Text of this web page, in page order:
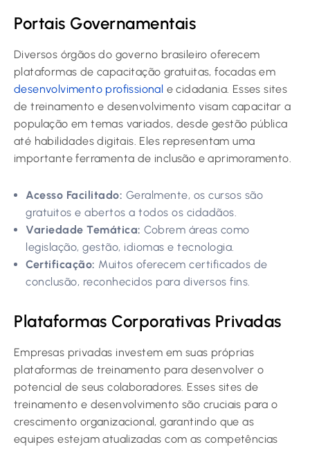
Portais Governamentais
Diversos órgãos do governo brasileiro oferecem
plataformas de capacitação gratuitas, focadas em
desenvolvimento profissional e cidadania. Esses sites
de treinamento e desenvolvimento visam capacitar a
população em temas variados, desde gestão pública
até habilidades digitais. Eles representam uma
importante ferramenta de inclusão e aprimoramento.
Acesso Facilitado: Geralmente, os cursos são
gratuitos e abertos a todos os cidadãos.
Variedade Temática: Cobrem áreas como
legislação, gestão, idiomas e tecnologia.
Certificação: Muitos oferecem certificados de
conclusão, reconhecidos para diversos fins.
Plataformas Corporativas Privadas
Empresas privadas investem em suas próprias
plataformas de treinamento para desenvolver o
potencial de seus colaboradores. Esses sites de
treinamento e desenvolvimento são cruciais para o
crescimento organizacional, garantindo que as
equipes estejam atualizadas com as competências